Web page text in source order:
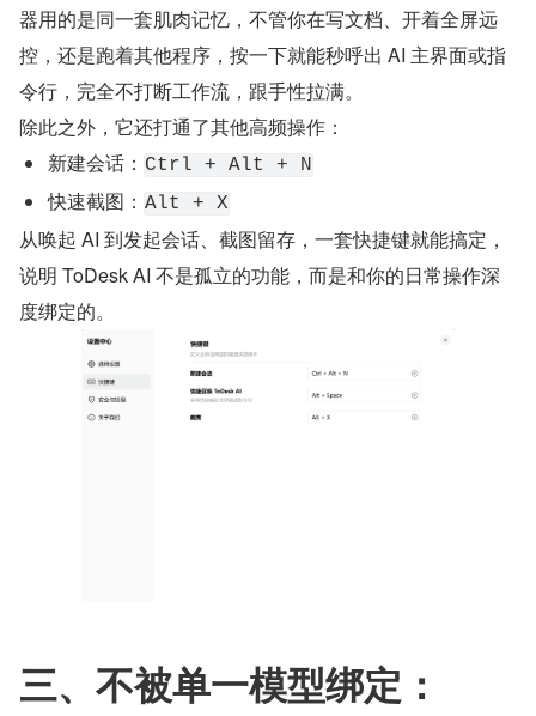
器用的是同一套肌肉记忆，不管你在写文档、开着全屏远
控，还是跑着其他程序，按一下就能秒呼出 AI 主界面或指
令行，完全不打断工作流，跟手性拉满。
除此之外，它还打通了其他高频操作：
新建会话： Ctrl + Alt + N
快速截图： Alt + X
从唤起 AI 到发起会话、截图留存，一套快捷键就能搞定，
说明 ToDesk AI 不是孤立的功能，而是和你的日常操作深
度绑定的。
三、不被单一模型绑定：